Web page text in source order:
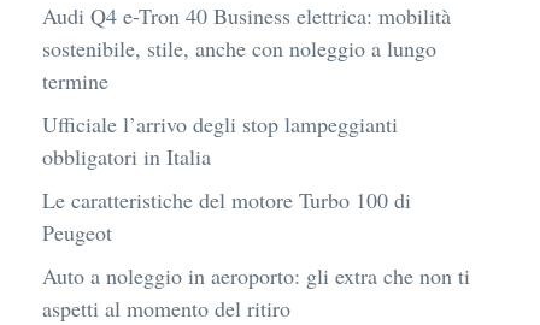
Audi Q4 e-Tron 40 Business elettrica: mobilità
sostenibile, stile, anche con noleggio a lungo
termine
Ufficiale l’arrivo degli stop lampeggianti
obbligatori in Italia
Le caratteristiche del motore Turbo 100 di
Peugeot
Auto a noleggio in aeroporto: gli extra che non ti
aspetti al momento del ritiro